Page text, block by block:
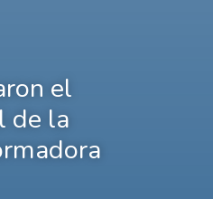
el
de la